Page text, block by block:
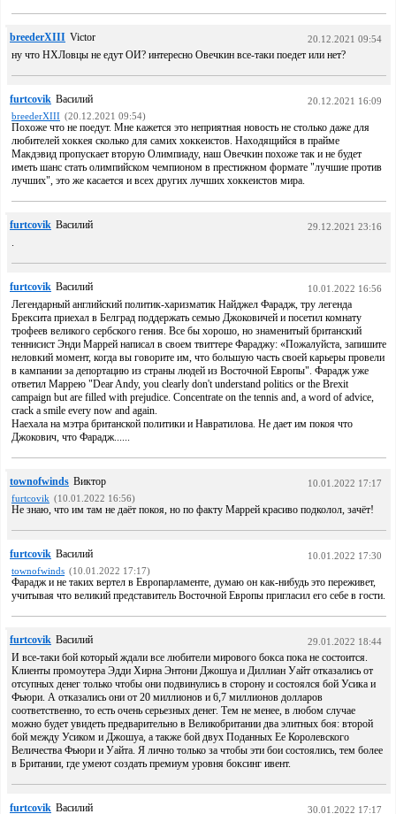
breederXIII Victor 20.12.2021 09:54
ну что НХЛовцы не едут ОИ? интересно Овечкин все-таки поедет или нет?
furtcovik Василий
20.12.2021 16:09
breederXIII (20.12.2021 09:54)
Похоже что не поедут. Мне кажется это неприятная новость не столько даже для
любителей хоккея сколько для самих хоккеистов. Находящийся в прайме
Макдэвид пропускает вторую Олимпиаду, наш Овечкин похоже так и не будет
иметь шанс стать олимпийском чемпионом в престижном формате "лучшие против
лучших", это же касается и всех других лучших хоккеистов мира.
furtcovik Василий 29.12.2021 23:16
.
furtcovik Василий 10.01.2022 16:56
Легендарный английский политик-харизматик Найджел Фарадж, тру легенда
Брексита приехал в Белград поддержать семью Джоковичей и посетил комнату
трофеев великого сербского гения. Все бы хорошо, но знаменитый британский
теннисист Энди Маррей написал в своем твиттере Фараджу: «Пожалуйста, запишите
неловкий момент, когда вы говорите им, что большую часть своей карьеры провели
в кампании за депортацию из страны людей из Восточной Европы". Фарадж уже
ответил Маррею "Dear Andy, you clearly don't understand politics or the Brexit
campaign but are filled with prejudice. Concentrate on the tennis and, a word of advice,
crack a smile every now and again.
Наехала на мэтра британской политики и Навратилова. Не дает им покоя что
Джокович, что Фарадж......
townofwinds Виктор
10.01.2022 17:17
furtcovik (10.01.2022 16:56)
Не знаю, что им там не даёт покоя, но по факту Маррей красиво подколол, зачёт!
furtcovik Василий
10.01.2022 17:30
townofwinds (10.01.2022 17:17)
Фарадж и не таких вертел в Европарламенте, думаю он как-нибудь это переживет,
учитывая что великий представитель Восточной Европы пригласил его себе в гости.
furtcovik Василий 29.01.2022 18:44
И все-таки бой который ждали все любители мирового бокса пока не состоится.
Клиенты промоутера Эдди Хирна Энтони Джошуа и Диллиан Уайт отказались от
отсупных денег только чтобы они подвинулись в сторону и состоялся бой Усика и
Фьюри. А отказались они от 20 миллионов и 6,7 миллионов долларов
соответственно, то есть очень серьезных денег. Тем не менее, в любом случае
можно будет увидеть предварительно в Великобритании два элитных боя: второй
бой между Усиком и Джошуа, а также бой двух Поданных Ее Королевского
Величества Фьюри и Уайта. Я лично только за чтобы эти бои состоялись, тем более
в Британии, где умеют создать премиум уровня боксинг ивент.
furtcovik Василий 30.01.2022 17:17